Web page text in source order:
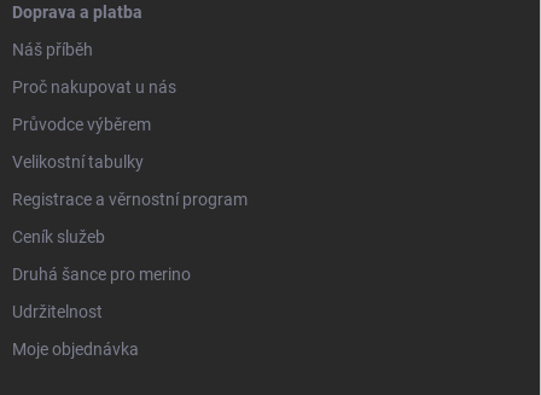
Doprava a platba
Náš příběh
Proč nakupovat u nás
Průvodce výběrem
Velikostní tabulky
Registrace a věrnostní program
Ceník služeb
Druhá šance pro merino
Udržitelnost
Moje objednávka